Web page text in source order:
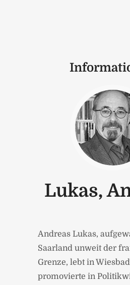
Lukas,
Andreas Lukas,
Saarland unweit der
Grenze, lebt in
promovierte in